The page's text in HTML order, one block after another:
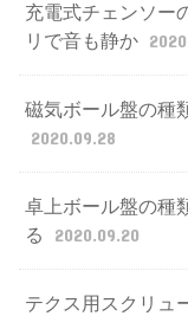
充電式チェンソ
リで音も静か
磁気ボール盤の
2020.09.28
卓上ボール盤の
る
2020.09.20
テクス用スクリュ